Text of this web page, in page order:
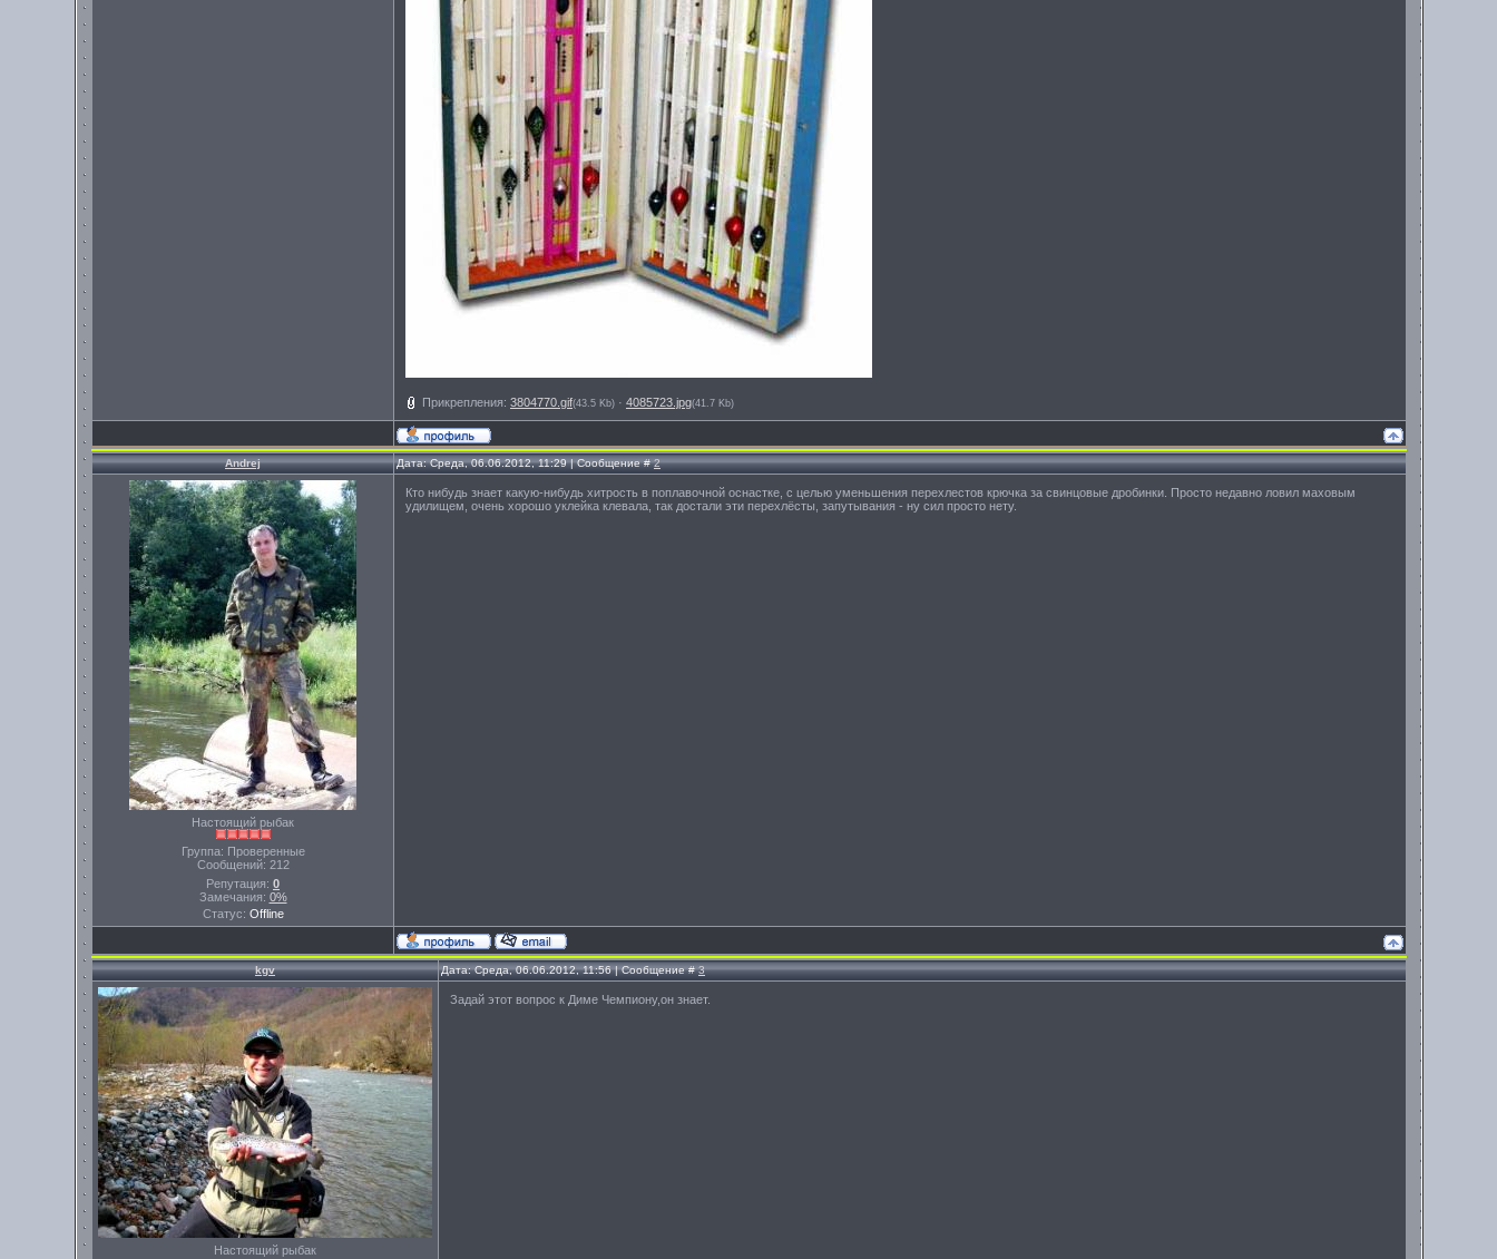
Прикрепления: 3804770.gif(43.5 Kb) · 4085723.jpg(41.7 Kb)
Andrej Дата: Среда, 06.06.2012, 11:29 | Сообщение #2
Настоящий рыбак
Группа: Проверенные
Сообщений: 212
Репутация: 0
Замечания: 0%
Статус: Offline
Кто нибудь знает какую-нибудь хитрость в поплавочной оснастке, с целью уменьшения перехлестов крючка за свинцовые дробинки. Просто недавно ловил маховым
удилищем, очень хорошо уклейка клевала, так достали эти перехлёсты, запутывания - ну сил просто нету.
kgv Дата: Среда, 06.06.2012, 11:56 | Сообщение #3
Настоящий рыбак
Задай этот вопрос к Диме Чемпиону,он знает.